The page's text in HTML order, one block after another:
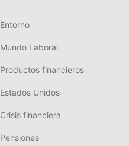
Entorno
Mundo Laboral
Productos financieros
Estados Unidos
Crisis financiera
Pensiones